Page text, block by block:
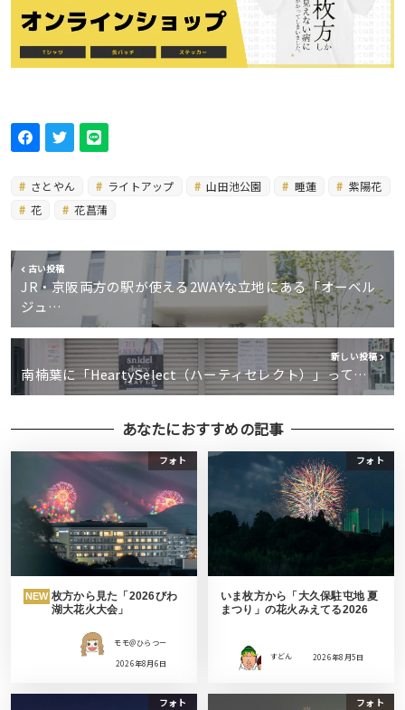
さとやん ライトアップ 山田池公園 睡蓮
紫陽花
花
花菖蒲
古い投稿
JR・京阪両方の駅が使える2WAYな立地にある「オーベル
ジュ…
新しい投稿
南楠葉に「HeartySelect（ハーティセレクト）」って…
あなたにおすすめの記事
フォト
NEW 枚方から見た「2026びわ
湖大花火大会」
モモ＠ひらつー
2026年8月6日
フォト
いま枚方から「大久保駐屯地 夏
まつり」の花火みえてる2026
すどん 2026年8月5日
フォト フォト